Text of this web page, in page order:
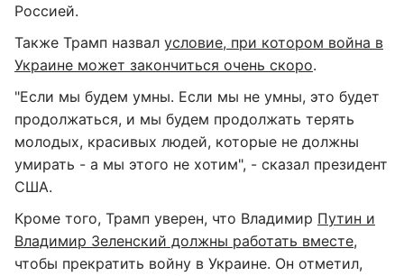
Россией.
Также Трамп назвал условие, при котором война в
Украине может закончиться очень скоро.
"Если мы будем умны. Если мы не умны, это будет
продолжаться, и мы будем продолжать терять
молодых, красивых людей, которые не должны
умирать - а мы этого не хотим", - сказал президент
США.
Кроме того, Трамп уверен, что Владимир Путин и
Владимир Зеленский должны работать вместе,
чтобы прекратить войну в Украине. Он отметил,